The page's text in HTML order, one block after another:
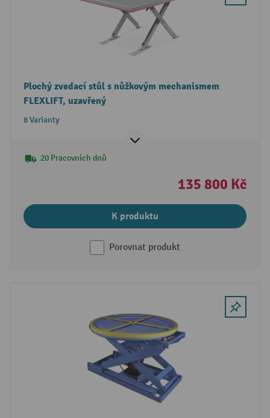
Plochý zvedací stůl s nůžkovým mechanismem
FLEXLIFT, uzavřený
8 Varianty
20 Pracovních dnů
135 800 Kč
K produktu
Porovnat produkt